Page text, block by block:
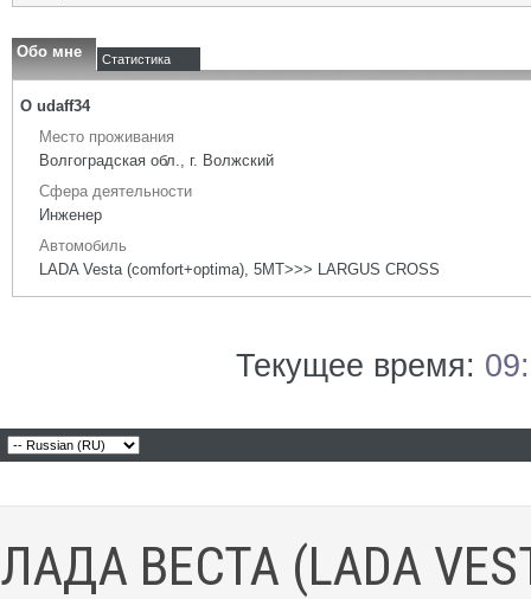
Обо мне Статистика
О udaff34
Место проживания
Волгоградская обл., г. Волжский
Сфера деятельности
Инженер
Автомобиль
LADA Vesta (comfort+optima), 5МТ>>> LARGUS CROSS
Текущее время:
ЛАДА ВЕСТА (LADA